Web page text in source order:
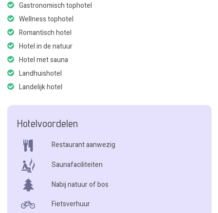
Gastronomisch tophotel
Wellness tophotel
Romantisch hotel
Hotel in de natuur
Hotel met sauna
Landhuishotel
Landelijk hotel
Hotelvoordelen
Restaurant aanwezig
Saunafaciliteiten
Nabij natuur of bos
Fietsverhuur